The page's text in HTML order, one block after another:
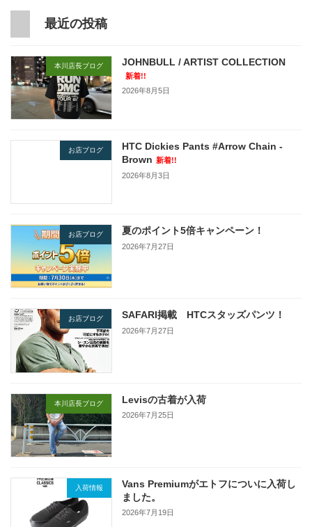
最近の投稿
本川店長ブログ JOHNBULL / ARTIST COLLECTION
新着!!
2026年8月5日
お店ブログ
HTC Dickies Pants #Arrow Chain -
Brown 新着!!
2026年8月3日
お店ブログ 夏のポイント5倍キャンペーン！
2026年7月27日
お店ブログ SAFARI掲載 HTCスタッズパンツ！
2026年7月27日
本川店長ブログ Levisの古着が入荷
2026年7月25日
入荷情報
Vans Premiumがエトフについに入荷し
ました。
2026年7月19日